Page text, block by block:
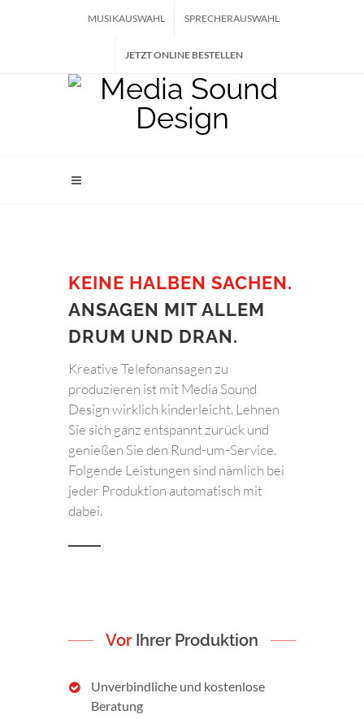
MUSIKAUSWAHL SPRECHERAUSWAHL
JETZT ONLINE BESTELLEN
KEINE HALBEN SACHEN.
ANSAGEN MIT ALLEM
DRUM UND DRAN.
Kreative Telefonansagen zu
produzieren ist mit Media Sound
Design wirklich kinderleicht. Lehnen
Sie sich ganz entspannt zurück und
genießen Sie den Rund-um-Service.
Folgende Leistungen sind nämlich bei
jeder Produktion automatisch mit
dabei.
VorIhrer Produktion
Unverbindliche und kostenlose
Beratung